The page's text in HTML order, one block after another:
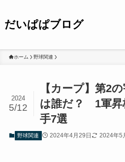
だいぱぱブログ
ホーム 野球関連
【カープ】第2
は誰だ？ 1軍昇
手7選
2024
5/12
野球関連 2024年4月29日 2024年5